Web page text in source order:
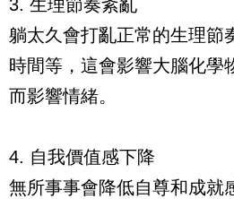
3. 生理節奏紊亂
躺太久會打亂正常的生理節
時間等，這會影響大腦化學
而影響情緒。
4. 自我價值感下降
無所事事會降低自尊和成就